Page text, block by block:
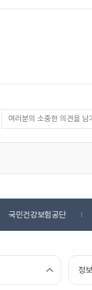
국민건강보험공단
정